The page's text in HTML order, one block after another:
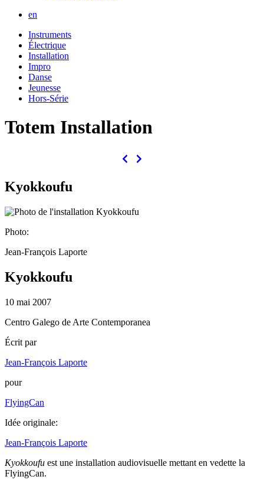
en
Instruments
Électrique
Installation
Impro
Danse
Jeunesse
Hors-Série
Totem Installation
Kyokkoufu
Photo:
Jean-François Laporte
Kyokkoufu
10 mai 2007
Centro Galego de Arte Contemporanea
Écrit par
Jean-François Laporte
pour
FlyingCan
Idée originale:
Jean-François Laporte
Kyokkoufu est une installation audiovisuelle mettant en vedette la
FlyingCan.